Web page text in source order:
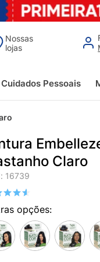
Nossas
lojas
Pessoais
Claro
: 16739